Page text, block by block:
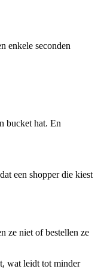
enkele seconden
bucket hat. En
een shopper die kiest
ze niet of bestellen ze
wat leidt tot minder